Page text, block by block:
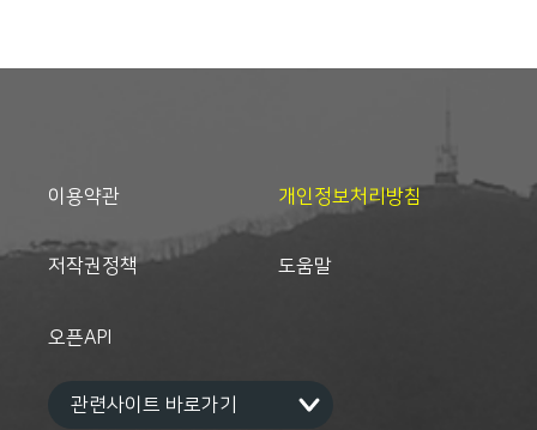
이용약관 개인정보처리방침
저작권정책 도움말
오픈API